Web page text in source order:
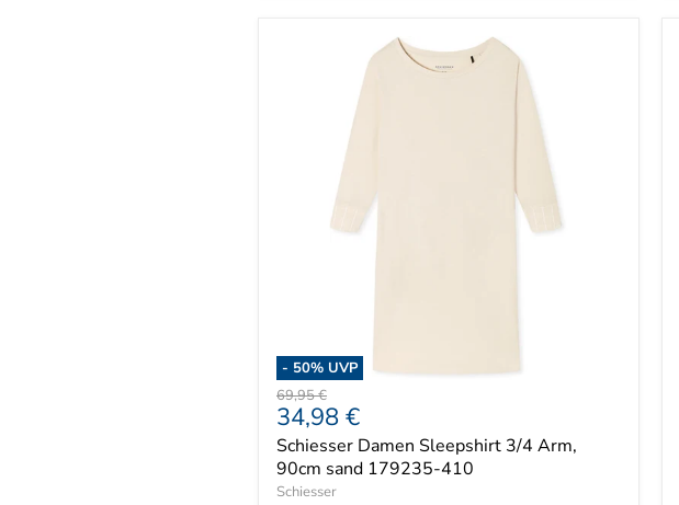
- 50% UVP
Ursprünglicher
Preis
69,95 €
Aktueller
Preis
34,98 €
Schiesser Damen Sleepshirt 3/4 Arm,
90cm sand 179235-410
Schiesser